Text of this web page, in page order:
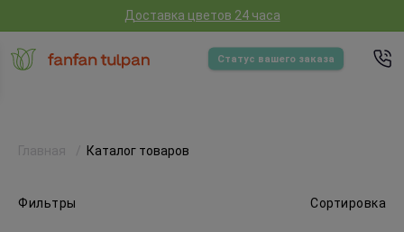
Доставка цветов 24 часа
Статус вашего заказа
Фильтры Сортировка
Главная Каталог товаров